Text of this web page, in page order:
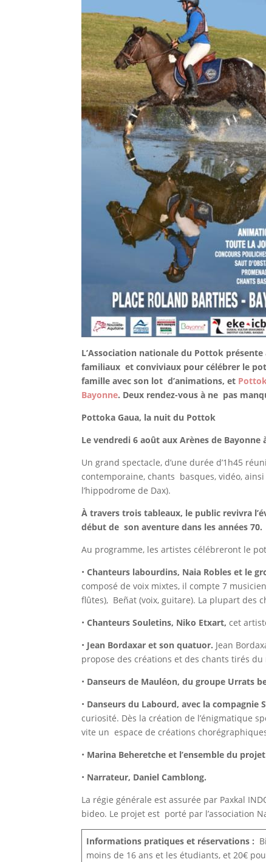
L’Association nationale du Pottok
familiaux et conviviaux pour célébrer le
famille avec son lot d’animations, et
Bayonne. Deux rendez-vous à ne pas
Pottoka Gaua, la nuit du Pottok
Le vendredi 6 août aux Arènes de Bayonne
Un grand spectacle, d’une durée d’1h45
contemporaine, chants basques, vidéo,
l’hippodrome de Dax).
À travers trois tableaux, le public revivra
début de son aventure dans les années 70.
Au programme, les artistes célébreront le
•Chanteurs labourdins, Naia Robles et le
composé de voix mixtes, il compte 7
flûtes), Beñat (voix, guitare). La plupart des
•Chanteurs Souletins, Niko Etxart,cet
• Jean Bordaxar et son quatuor. Jean
propose des créations et des chants tirés
• Danseurs de Mauléon, du groupe Urrats
• Danseurs du Labourd, avec la compagnie
curiosité. Dès la création de l’énigmatique
vite un espace de créations
• Marina Beheretche et l’ensemble du
• Narrateur, Daniel Camblong.
La régie générale est assurée par Paxkal
bideo. Le projet est porté par l’association
Informations pratiques et réservations :
moins de 16 ans et les étudiants, et 20€